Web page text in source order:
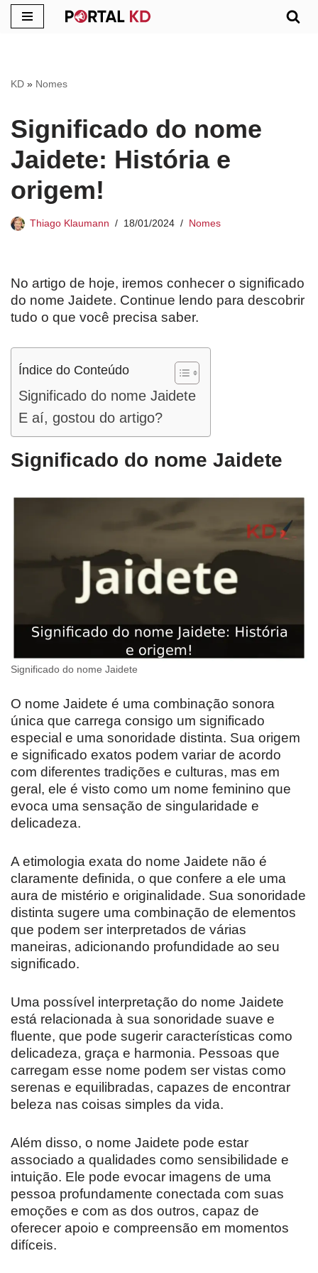
conteúdo
KD » Nomes
Significado do nome
Jaidete: História e
origem!
Thiago Klaumann 18/01/2024 Nomes
No artigo de hoje, iremos conhecer o significado
do nome Jaidete. Continue lendo para descobrir
tudo o que você precisa saber.
Índice do Conteúdo
Significado do nome Jaidete
E aí, gostou do artigo?
Significado do nome Jaidete
Significado do nome Jaidete
O nome Jaidete é uma combinação sonora
única que carrega consigo um significado
especial e uma sonoridade distinta. Sua origem
e significado exatos podem variar de acordo
com diferentes tradições e culturas, mas em
geral, ele é visto como um nome feminino que
evoca uma sensação de singularidade e
delicadeza.
A etimologia exata do nome Jaidete não é
claramente definida, o que confere a ele uma
aura de mistério e originalidade. Sua sonoridade
distinta sugere uma combinação de elementos
que podem ser interpretados de várias
maneiras, adicionando profundidade ao seu
significado.
Uma possível interpretação do nome Jaidete
está relacionada à sua sonoridade suave e
fluente, que pode sugerir características como
delicadeza, graça e harmonia. Pessoas que
carregam esse nome podem ser vistas como
serenas e equilibradas, capazes de encontrar
beleza nas coisas simples da vida.
Além disso, o nome Jaidete pode estar
associado a qualidades como sensibilidade e
intuição. Ele pode evocar imagens de uma
pessoa profundamente conectada com suas
emoções e com as dos outros, capaz de
oferecer apoio e compreensão em momentos
difíceis.